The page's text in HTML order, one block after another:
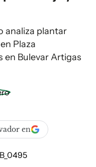
analiza plantar
Plaza
en Bulevar Artigas
en